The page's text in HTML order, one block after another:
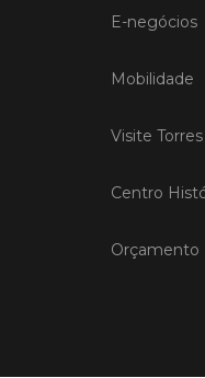
E-negócios
Mobilidade
Visite
Centro
Orçamento